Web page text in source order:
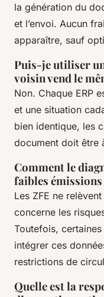
la génération du
et l’envoi. Aucun
apparaître, sauf
Puis-je utiliser
voisin vend le
Non. Chaque ERP
et une situation
bien identique, les
document doit être
Comment le
faibles émissions
Les ZFE ne
concerne les
Toutefois,
intégrer ces
restrictions de
Quelle est la